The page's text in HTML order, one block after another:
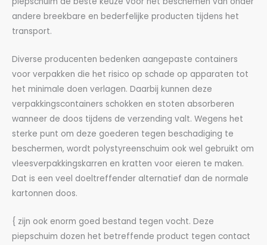
andere breekbare en bederfelijke producten tijdens het
transport.
Diverse producenten bedenken aangepaste containers
voor verpakken die het risico op schade op apparaten tot
het minimale doen verlagen. Daarbij kunnen deze
verpakkingscontainers schokken en stoten absorberen
wanneer de doos tijdens de verzending valt. Wegens het
sterke punt om deze goederen tegen beschadiging te
beschermen, wordt polystyreenschuim ook wel gebruikt om
vleesverpakkingskarren en kratten voor eieren te maken.
Dat is een veel doeltreffender alternatief dan de normale
kartonnen doos.
{ zijn ook enorm goed bestand tegen vocht. Deze
piepschuim dozen het betreffende product tegen contact